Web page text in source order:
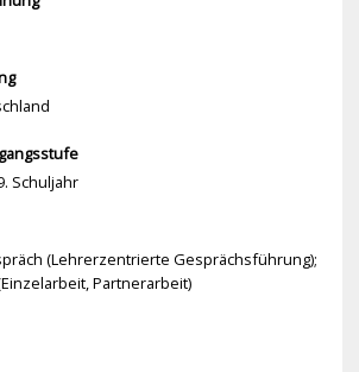
Schuljahr
(Lehrerzentrierte Gesprächsführung);
Partnerarbeit)